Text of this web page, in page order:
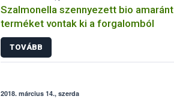
Szalmonella szennyezett bio amaránt
terméket vontak ki a forgalomból
TOVÁBB
2018. március 14., szerda